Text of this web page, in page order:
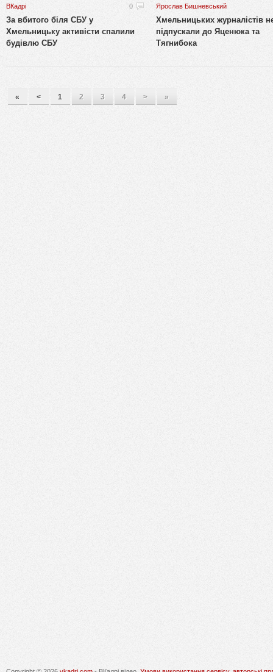
ВКадрі
0
За вбитого біля СБУ у
Хмельницьку активісти спалили
будівлю СБУ
Ярослав Бишневський
Хмельницьких журналістів
підпускали до Яценюка та
Тягнибока
« < 1 2 3 4 > »